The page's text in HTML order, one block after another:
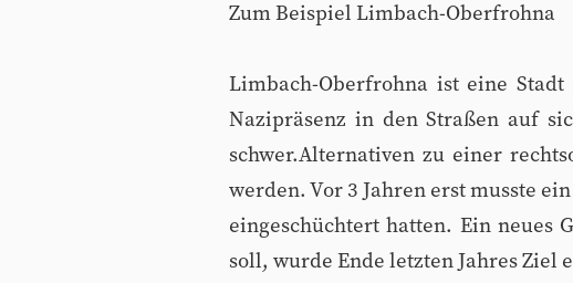
Zum Beispiel Limbach-Oberfrohna
Limbach-Oberfrohna ist eine
Nazipräsenz in den Straßen auf
schwer.Alternativen zu einer
werden. Vor 3 Jahren erst musste
eingeschüchtert hatten. Ein neues
soll, wurde Ende letzten Jahres Ziel